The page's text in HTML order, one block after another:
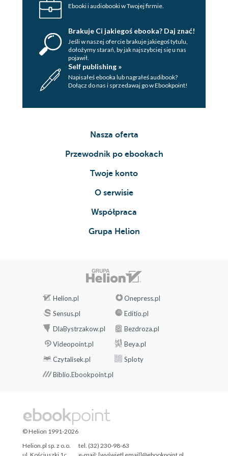
górnej - Dorota Kamińska, Adam
Powikłania chirurgiczne
Powikłania niechirurgiczne
5. Immunosupresja i farmakoterapia -
Dorota Kamińska
Wstęp
Protokoły immunosupresji
Przykład protokołu
rehabilitacji pacjenta po
poziomie jednej trzeciej
dalszej części przedramienia
7. Osobowa i społeczna tożsamość
Doświadczanie obcości
Tożsamościowa praca nad
ciałem zrekonstruowanym
przeszczepem kończyny
Hybrydyczność ciała biorcy
kończyny
Tożsamość cielesna a
Interakcje i role społeczne
Ebooki i audiobooki w Twojej firmie.
Brakuje Ci jakiegoś ebooka? Daj znać!
Jeśli w naszej ofercie brakuje jakiegoś tytulu,
dołożymy starań, by jak najszybciej się u nas
pojawił.
Self publishing »
Napisałeś ebooka lub nagrałeś audibook?
Dołącz do nas i sprzedawaj go w Ebookpoint!
Nasza oferta
Przewodnik po ebookach
Twoje konto
O serwisie
Współpraca
Grupa Helion
Helion.pl
Onepress.pl
Sensus.pl
Editio.pl
DlaBystrzakow.pl
Bezdroza.pl
Videopoint.pl
Beya.pl
Czytalisek.pl
Sploty
Biblio.Ebookpoint.pl
© Helion 1991-2026
Helion.pl sp. z o.o.
tel. (32) 230-98-63